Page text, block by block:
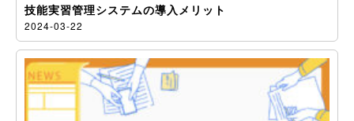
技能実習管理システムの導入メリット
2024-03-22